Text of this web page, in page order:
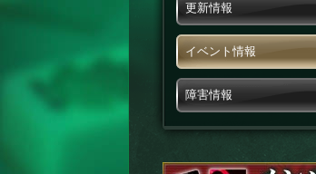
更新情報
イベント情報
障害情報